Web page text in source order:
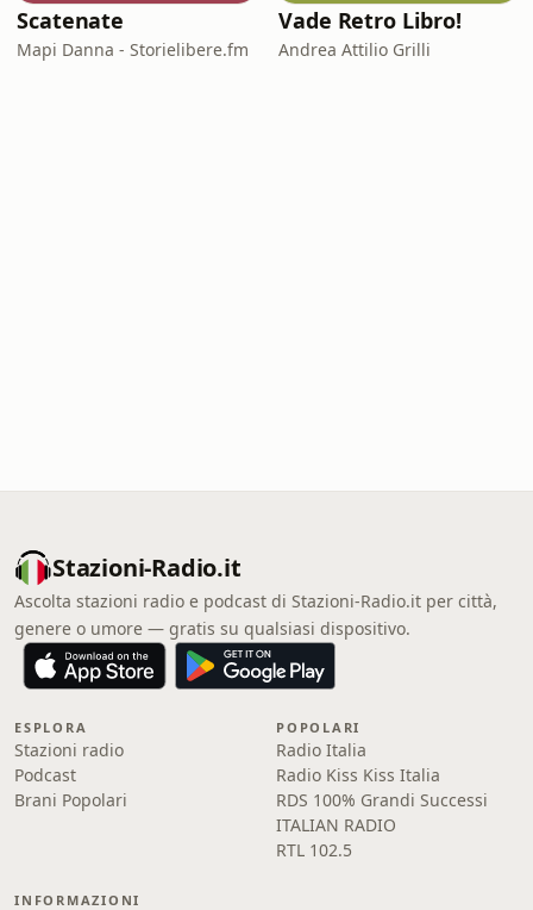
Scatenate
Mapi Danna - Storielibere.fm
Vade Retro Libro!
Andrea Attilio Grilli
Stazioni-Radio.it
Ascolta stazioni radio e podcast di Stazioni-Radio.it per città,
genere o umore — gratis su qualsiasi dispositivo.
ESPLORA
Stazioni radio
Podcast
Brani Popolari
POPOLARI
Radio Italia
Radio Kiss Kiss Italia
RDS 100% Grandi Successi
ITALIAN RADIO
RTL 102.5
INFORMAZIONI